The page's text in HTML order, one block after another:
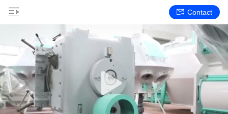
Contact